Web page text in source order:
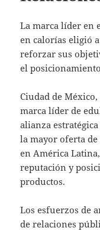
La marca líder en
en calorías eligió
reforzar sus
el
Ciudad de
marca líder de
alianza
la mayor oferta de
en América
reputación y
productos.
Los esfuerzos de
de relaciones